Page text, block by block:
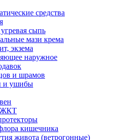
средства
сыпь
мази крема
экзема
наружное
и шрамов
и ушибы
ЖКТ
кишечника
живота (ветрогонные)